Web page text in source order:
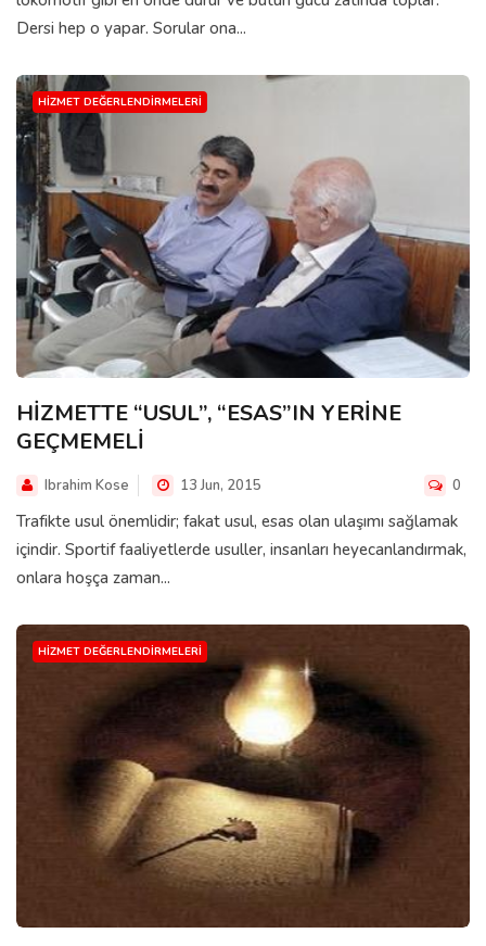
Dersi hep o yapar. Sorular ona...
HIZMET DEĞERLENDIRMELERI
HİZMETTE “USUL”, “ESAS”IN YERİNE
GEÇMEMELİ
Ibrahim Kose 13 Jun, 2015 0
Trafikte usul önemlidir; fakat usul, esas olan ulaşımı sağlamak
içindir. Sportif faaliyetlerde usuller, insanları heyecanlandırmak,
onlara hoşça zaman...
HIZMET DEĞERLENDIRMELERI